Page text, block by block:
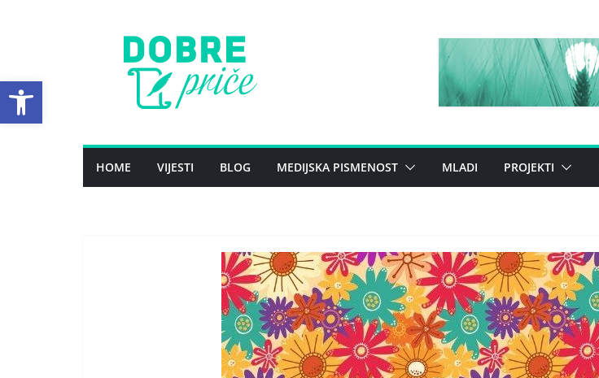
Open toolbar
HOME VIJESTI BLOG MEDIJSKA PISMENOST MLADI PROJEKTI